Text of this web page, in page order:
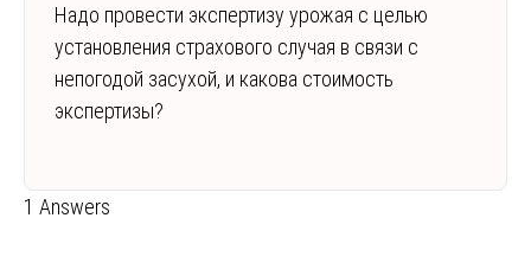
Надо провести экспертизу урожая с целью
установления страхового случая в связи с
непогодой засухой, и какова стоимость
экспертизы?
1 Answers